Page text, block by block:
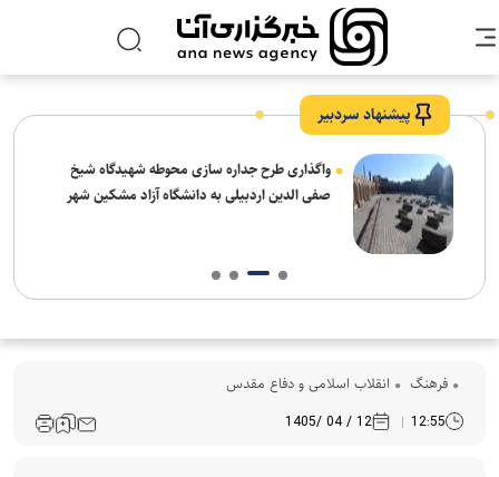
پیشنهاد سردبیر
واگذاری طرح جداره سازی محوطه شهیدگاه شیخ
صفی الدین اردبیلی به دانشگاه آزاد مشکین شهر
فرهنگ‌ انقلاب اسلامی و دفاع مقدس
12:55
12 / 04 /1405